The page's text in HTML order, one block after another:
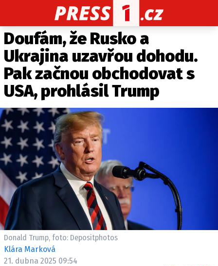
CELEBRITY NOVINKY SPORT
Máte příběh, fotku nebo video?
Pošlete e-mail na PRESS1.cz
O NÁS
O REDAKCI
KONTAKT
VYDAVATEL
Doufám, že Rusko a
Ukrajina uzavřou dohodu.
Pak začnou obchodovat s
USA, prohlásil Trump
Donald Trump, foto: Depositphotos
Klára Marková
21. dubna 2025 09:54